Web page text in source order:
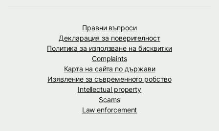
Правни въпроси
Декларация за поверителност
Политика за използване на бисквитки
Complaints
Карта на сайта по държави
Изявление за съвременното робство
Intellectual property
Scams
Law enforcement